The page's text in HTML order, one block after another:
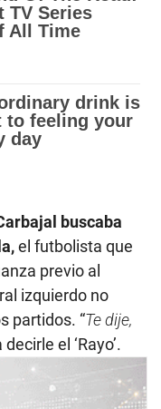
buscaba
el futbolista que
previo al
izquierdo no
partidos. “Te dije,
el ‘Rayo’.